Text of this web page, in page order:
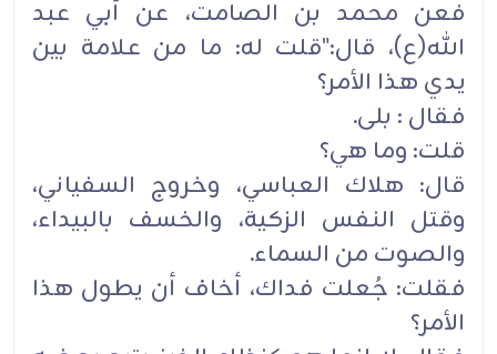
فعن محمد بن الصامت، عن أبي عبد
الله(ع)، قال:"قلت له: ما من علامة بين
يدي هذا الأمر؟
فقال : بلى.
قلت: وما هي؟
قال: هلاك العباسي، وخروج السفياني،
وقتل النفس الزكية، والخسف بالبيداء،
والصوت من السماء.
فقلت: جُعلت فداك، أخاف أن يطول هذا
الأمر؟